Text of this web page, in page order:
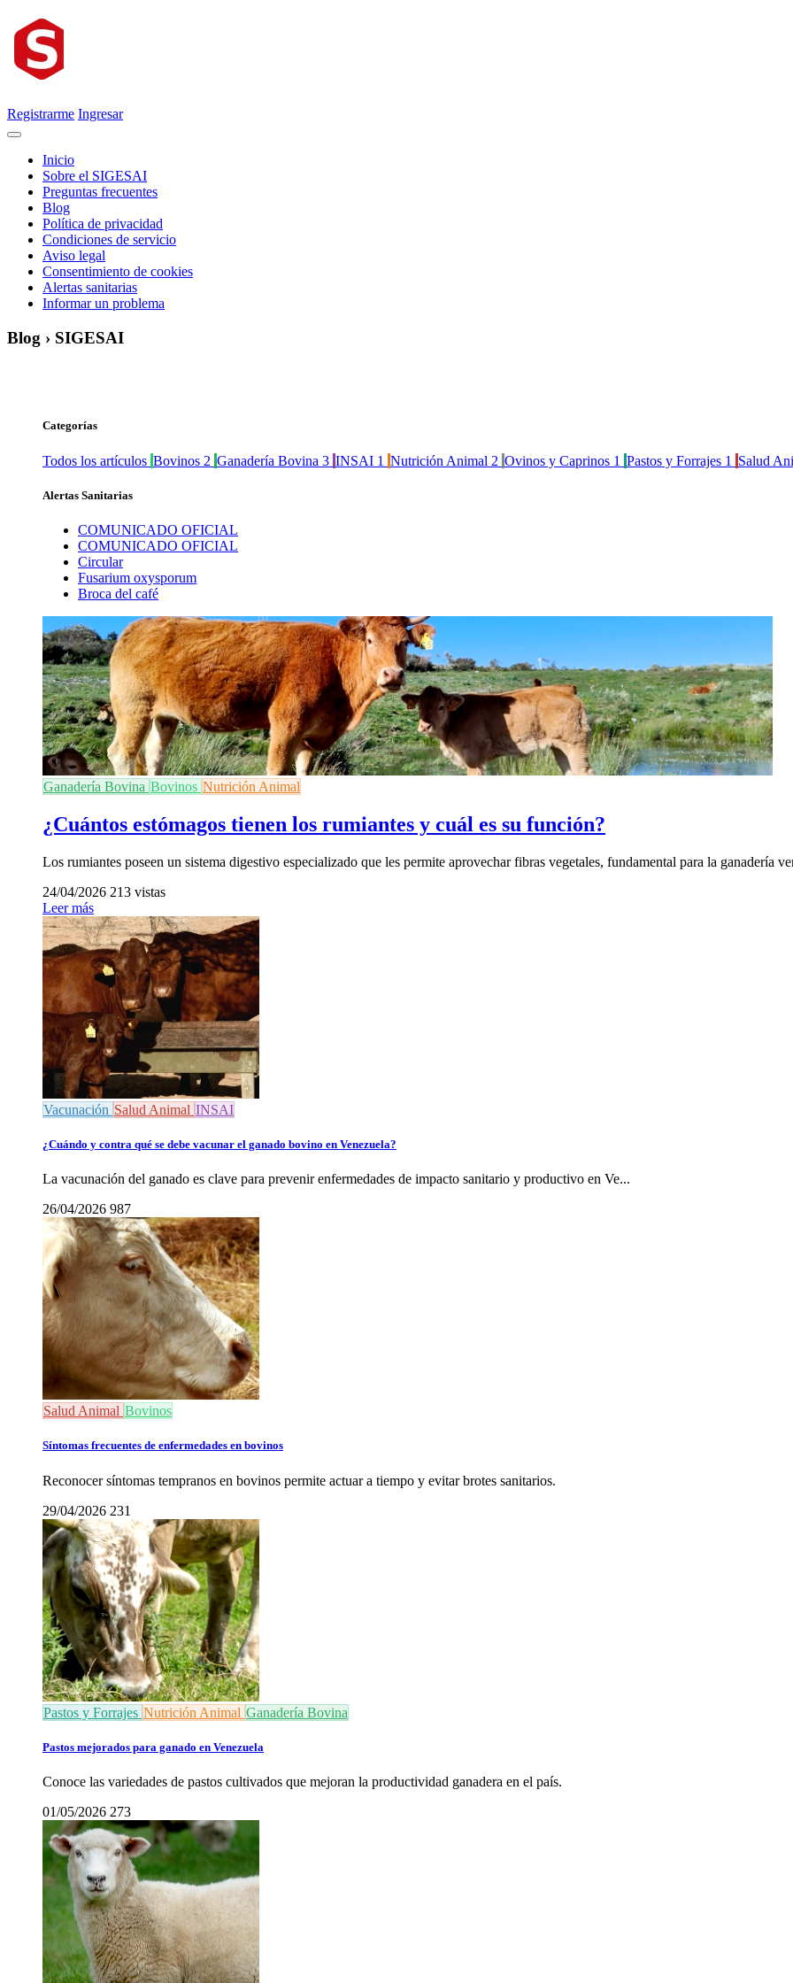
Registrarme Ingresar
Inicio
Sobre el SIGESAI
Preguntas frecuentes
Blog
Política de privacidad
Condiciones de servicio
Aviso legal
Consentimiento de cookies
Alertas sanitarias
Informar un problema
Blog › SIGESAI
Categorías
Todos los artículos Bovinos 2 Ganadería Bovina 3 INSAI 1 Nutrición Animal 2 Ovinos y Caprinos 1 Pastos y Forrajes 1 Salud
Alertas Sanitarias
COMUNICADO OFICIAL
COMUNICADO OFICIAL
Circular
Fusarium oxysporum
Broca del café
Ganadería Bovina Bovinos Nutrición Animal
¿Cuántos estómagos tienen los rumiantes y cuál es su función?
Los rumiantes poseen un sistema digestivo especializado que les permite aprovechar fibras vegetales, fundamental para la ganadería
24/04/2026 213 vistas
Leer más
Vacunación Salud Animal INSAI
¿Cuándo y contra qué se debe vacunar el ganado bovino en Venezuela?
La vacunación del ganado es clave para prevenir enfermedades de impacto sanitario y productivo en Ve...
26/04/2026 987
Salud Animal Bovinos
Síntomas frecuentes de enfermedades en bovinos
Reconocer síntomas tempranos en bovinos permite actuar a tiempo y evitar brotes sanitarios.
29/04/2026 231
Pastos y Forrajes Nutrición Animal Ganadería Bovina
Pastos mejorados para ganado en Venezuela
Conoce las variedades de pastos cultivados que mejoran la productividad ganadera en el país.
01/05/2026 273